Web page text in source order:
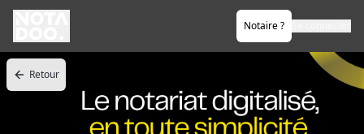
Notaire ?
Retour